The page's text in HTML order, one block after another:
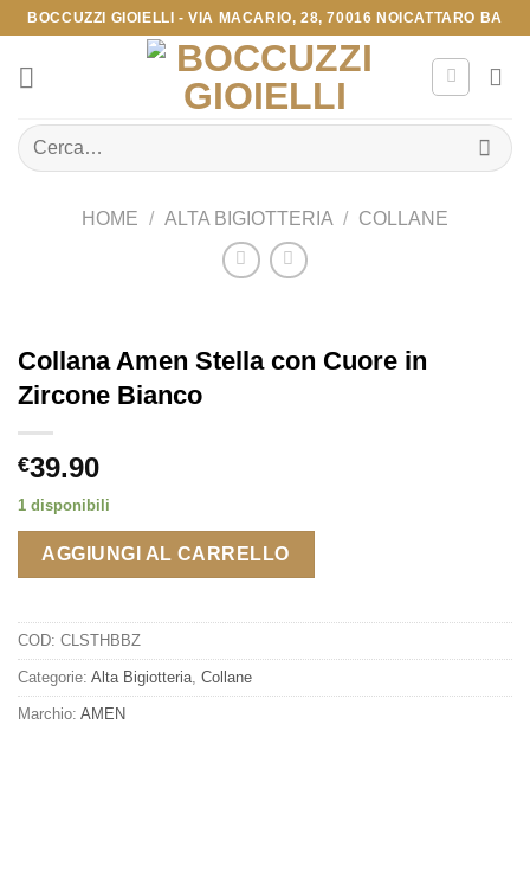
Salta
contenuti
BOCCUZZI GIOIELLI - VIA MACARIO, 28, 70016 NOICATTARO BA
Cerca:
HOME / ALTA BIGIOTTERIA / COLLANE
Collana Amen Stella con Cuore in
Zircone Bianco
€39.90
1 disponibili
AGGIUNGI AL CARRELLO
COD: CLSTHBBZ
Categorie: Alta Bigiotteria Collane
Marchio: AMEN